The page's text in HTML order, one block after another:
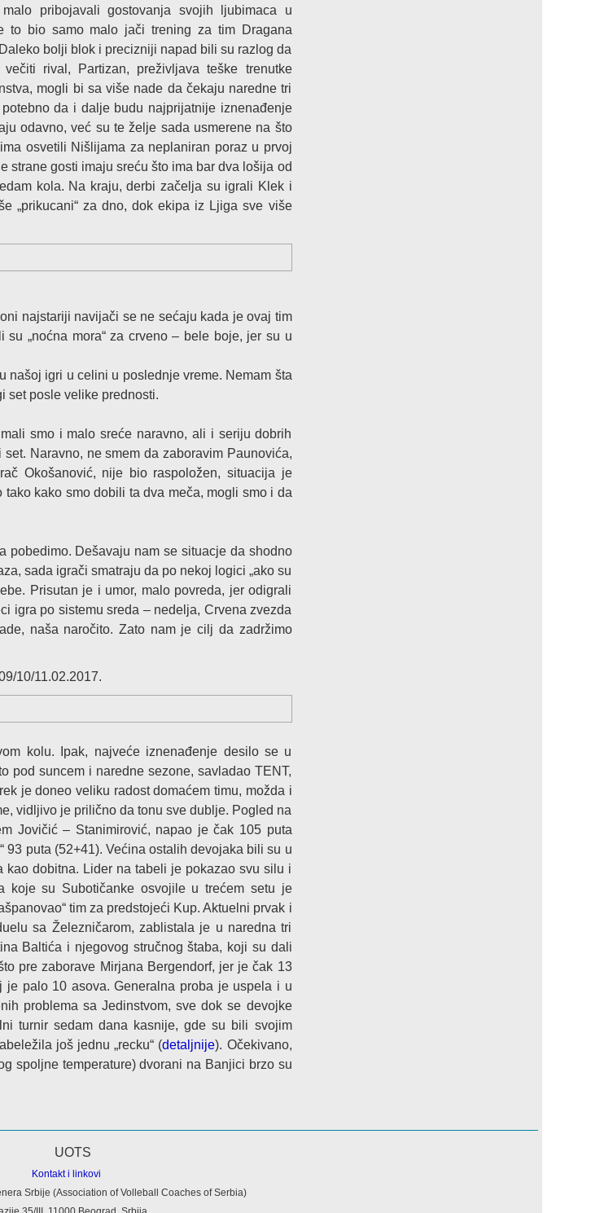
pribojavali gostovanja svojih ljubimaca u
bio samo malo jači trening za tim Dragana
bolji blok i precizniji napad bili su razlog da
rival, Partizan, preživljava teške trenutke
mogli bi sa više nade da čekaju naredne tri
da i dalje budu najprijatnije iznenađenje
odavno, već su te želje sada usmerene na što
osvetili Nišlijama za neplaniran poraz u prvoj
strane gosti imaju sreću što ima bar dva lošija od
kola. Na kraju, derbi začelja su igrali Klek i
„prikucani“ za dno, dok ekipa iz Ljiga sve više
najstariji navijači se ne sećaju kada je ovaj tim
„noćna mora“ za crveno – bele boje, jer su u
našoj igri u celini u poslednje vreme. Nemam šta
set posle velike prednosti.
smo i malo sreće naravno, ali i seriju dobrih
Naravno, ne smem da zaboravim Paunovića,
Okošanović, nije bio raspoložen, situacija je
kako smo dobili ta dva meča, mogli smo i da
pobedimo. Dešavaju nam se situacje da shodno
sada igrači smatraju da po nekoj logici „ako su
Prisutan je i umor, malo povreda, jer odigrali
igra po sistemu sreda – nedelja, Crvena zvezda
naša naročito. Zato nam je cilj da zadržimo
10/11.02.2017.
kolu. Ipak, najveće iznenađenje desilo se u
pod suncem i naredne sezone, savladao TENT,
je doneo veliku radost domaćem timu, možda i
vidljivo je prilično da tonu sve dublje. Pogled na
Jovičić – Stanimirović, napao je čak 105 puta
93 puta (52+41). Većina ostalih devojaka bili su u
dobitna. Lider na tabeli je pokazao svu silu i
koje su Subotičanke osvojile u trećem setu je
tim za predstojeći Kup. Aktuelni prvak i
sa Železničarom, zablistala je u naredna tri
Baltića i njegovog stručnog štaba, koji su dali
pre zaborave Mirjana Bergendorf, jer je čak 13
je palo 10 asova. Generalna proba je uspela i u
problema sa Jedinstvom, sve dok se devojke
turnir sedam dana kasnije, gde su bili svojim
još jednu „recku“ (detaljnije). Očekivano,
spoljne temperature) dvorani na Banjici brzo su
Kontakt i linkovi
Srbije (Association of Volleball Coaches of Serbia)